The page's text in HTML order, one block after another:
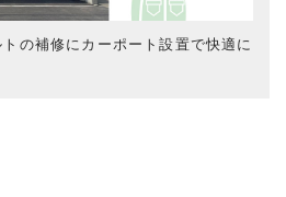
の補修にカーポート設置で快適に